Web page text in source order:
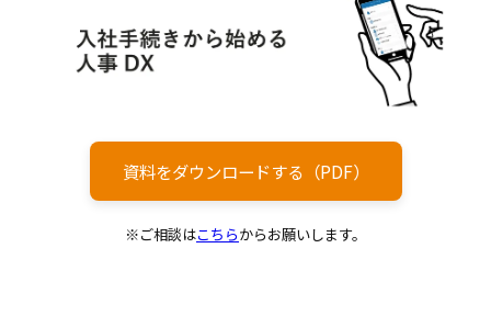
資料をダウンロードする（PDF）
※ご相談はこちらからお願いします。